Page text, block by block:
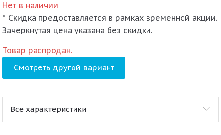
Нет в наличии
* Скидка предоставляется в рамках временной акции.
Зачеркнутая цена указана без скидки.
Товар распродан.
Смотреть другой вариант
Все характеристики